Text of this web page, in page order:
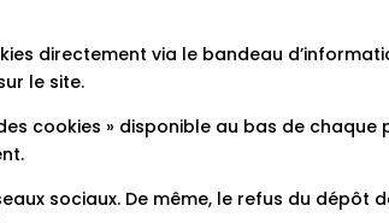
directement via le bandeau
le site.
cookies » disponible au bas de chaque
sociaux. De même, le refus du dépôt